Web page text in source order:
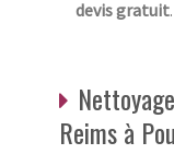
devis gratuit.
Reims à